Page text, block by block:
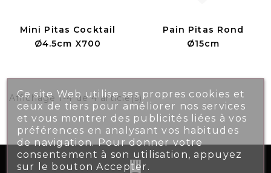
Mini Pitas Cocktail
Ø4.5cm X700
Pain Pitas Rond
Ø15cm
Affichage 1-4 de 4 article(s)
Ce site Web utilise ses propres cookies et
ceux de tiers pour améliorer nos services
et vous montrer des publicités liées à vos
préférences en analysant vos habitudes
de navigation. Pour donner votre
consentement à son utilisation, appuyez
sur le bouton Accepter.